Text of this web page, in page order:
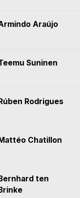
Araújo
Suninen
Rodrigues
Chatillon
ten